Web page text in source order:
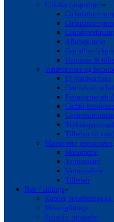
Cirkulationspumper
Afløbspumper
Grundfos
Unionsæt &
Vandvarmere og
El Vandvarmere
Centralvarme
Combi beholdere
Tilbehør til
Manometre
Termometre
Varmemålere
Tilbehør
Rør / fittings
Kobber pressfittings og
Messingfittings
Primofit rørsamler